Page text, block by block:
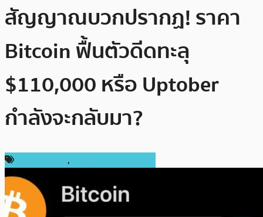
สัญญาณบวกปรากฏ! ราคา
Bitcoin ฟื้นตัวดีดทะลุ
$110,000 หรือ Uptober
กำลังจะกลับมา?
,